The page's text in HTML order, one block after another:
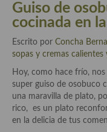
Legumbres y cereales
Cuscús
Huevos
Masas elaboradas con
Plato principal
Guiso de
cocinada en
Escrito por Concha
sopas y cremas calientes
Hoy, como hace frío,
super guiso de osobuco
una maravilla de plato,
rico, es un plato
en la delicia de tus